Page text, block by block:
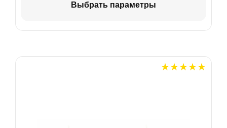
Выбрать параметры